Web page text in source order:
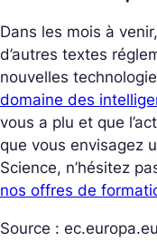
Dans les mois à
d’autres textes
nouvelles
domaine des
vous a plu et que
que vous envisagez
Science, n’hésitez
nos offres de
Source : ec.europa.eu